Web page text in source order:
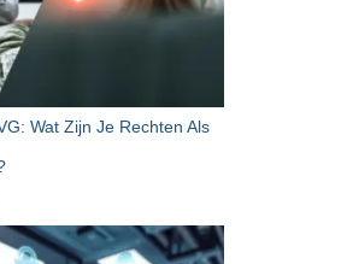
Wat Zijn Je Rechten Als